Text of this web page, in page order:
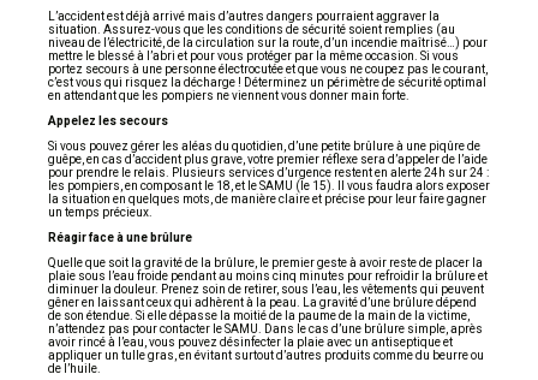
L’accident est déjà arrivé mais d’autres dangers pourraient aggraver la
situation. Assurez-vous que les conditions de sécurité soient remplies (au
niveau de l’électricité, de la circulation sur la route, d’un incendie maîtrisé…) pour
mettre le blessé à l’abri et pour vous protéger par la même occasion. Si vous
portez secours à une personne électrocutée et que vous ne coupez pas le courant,
c’est vous qui risquez la décharge ! Déterminez un périmètre de sécurité optimal
en attendant que les pompiers ne viennent vous donner main forte.
Appelez les secours
Si vous pouvez gérer les aléas du quotidien, d’une petite brûlure à une piqûre de
guêpe, en cas d’accident plus grave, votre premier réflexe sera d’appeler de l’aide
pour prendre le relais. Plusieurs services d’urgence restent en alerte 24h sur 24 :
les pompiers, en composant le 18, et le SAMU (le 15). Il vous faudra alors exposer
la situation en quelques mots, de manière claire et précise pour leur faire gagner
un temps précieux.
Réagir face à une brûlure
Quelle que soit la gravité de la brûlure, le premier geste à avoir reste de placer la
plaie sous l’eau froide pendant au moins cinq minutes pour refroidir la brûlure et
diminuer la douleur. Prenez soin de retirer, sous l’eau, les vêtements qui peuvent
gêner en laissant ceux qui adhèrent à la peau. La gravité d’une brûlure dépend
de son étendue. Si elle dépasse la moitié de la paume de la main de la victime,
n’attendez pas pour contacter le SAMU. Dans le cas d’une brûlure simple, après
avoir rincé à l’eau, vous pouvez désinfecter la plaie avec un antiseptique et
appliquer un tulle gras, en évitant surtout d’autres produits comme du beurre ou
de l’huile.